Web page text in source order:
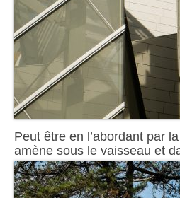
Peut être en l’abordant par
amène sous le vaisseau et